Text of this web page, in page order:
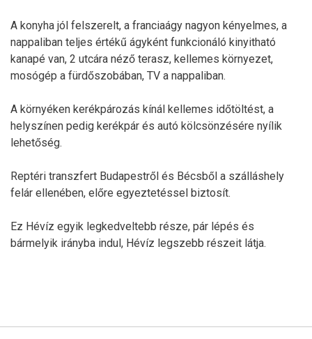
A konyha jól felszerelt, a franciaágy nagyon kényelmes, a
nappaliban teljes értékű ágyként funkcionáló kinyitható
kanapé van, 2 utcára néző terasz, kellemes környezet,
mosógép a fürdőszobában, TV a nappaliban.
A környéken kerékpározás kínál kellemes időtöltést, a
helyszínen pedig kerékpár és autó kölcsönzésére nyílik
lehetőség.
Reptéri transzfert Budapestről és Bécsből a szálláshely
felár ellenében, előre egyeztetéssel biztosít.
Ez Hévíz egyik legkedveltebb része, pár lépés és
bármelyik irányba indul, Hévíz legszebb részeit látja.